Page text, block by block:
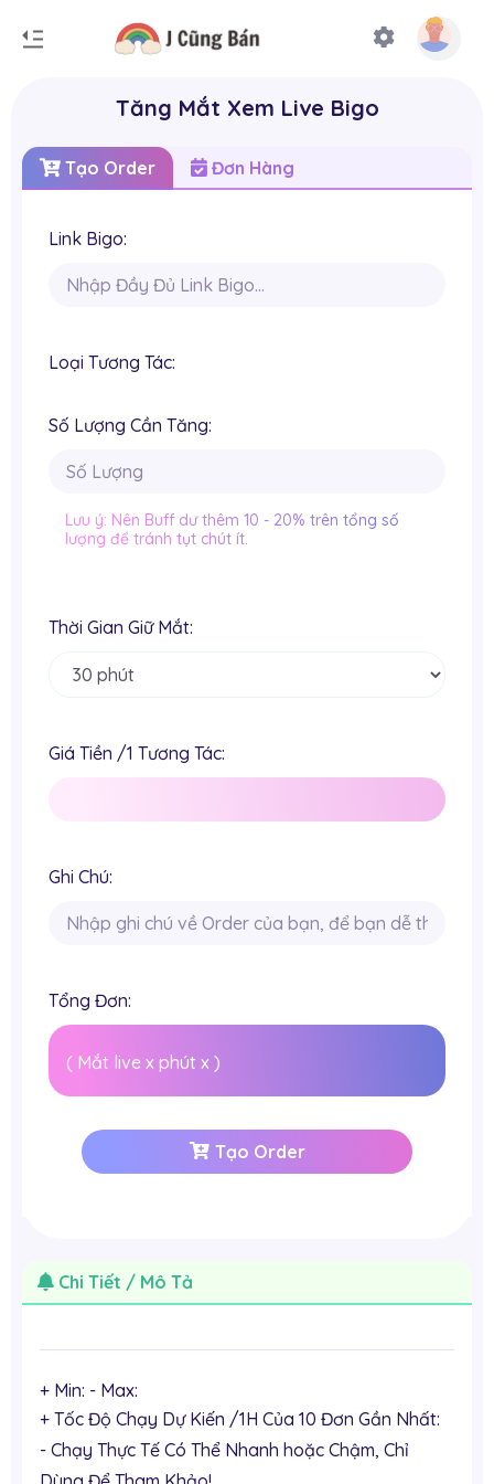
Tăng Mắt Xem Live Bigo
Tạo Order Đơn Hàng
Link Bigo:
Loại Tương Tác:
Số Lượng Cần Tăng:
Lưu ý: Nên Buff dư thêm 10 - 20% trên tổng số
lượng để tránh tụt chút ít.
Thời Gian Giữ Mắt:
Giá Tiền /1 Tương Tác:
Ghi Chú:
Tổng Đơn:
( Mắt live x phút x )
Tạo Order
Chi Tiết / Mô Tả
+ Min: - Max:
+ Tốc Độ Chạy Dự Kiến /1H Của 10 Đơn Gần Nhất:
- Chạy Thực Tế Có Thể Nhanh hoặc Chậm, Chỉ